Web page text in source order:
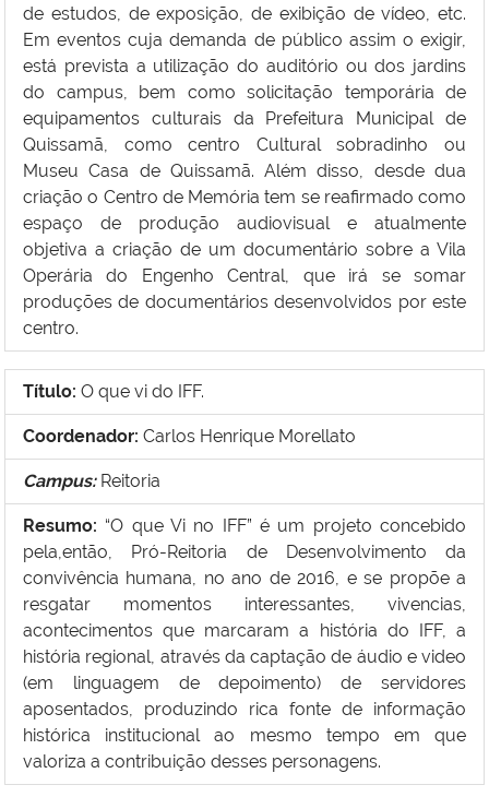
de estudos, de exposição, de exibição de vídeo, etc.
Em eventos cuja demanda de público assim o exigir,
está prevista a utilização do auditório ou dos jardins
do campus, bem como solicitação temporária de
equipamentos culturais da Prefeitura Municipal de
Quissamã, como centro Cultural sobradinho ou
Museu Casa de Quissamã. Além disso, desde dua
criação o Centro de Memória tem se reafirmado como
espaço de produção audiovisual e atualmente
objetiva a criação de um documentário sobre a Vila
Operária do Engenho Central, que irá se somar
produções de documentários desenvolvidos por este
centro.
Título: O que vi do IFF.
Coordenador: Carlos Henrique Morellato
Campus: Reitoria
Resumo: “O que Vi no IFF” é um projeto concebido
pela,então, Pró-Reitoria de Desenvolvimento da
convivência humana, no ano de 2016, e se propõe a
resgatar momentos interessantes, vivencias,
acontecimentos que marcaram a história do IFF, a
história regional, através da captação de áudio e video
(em linguagem de depoimento) de servidores
aposentados, produzindo rica fonte de informação
histórica institucional ao mesmo tempo em que
valoriza a contribuição desses personagens.